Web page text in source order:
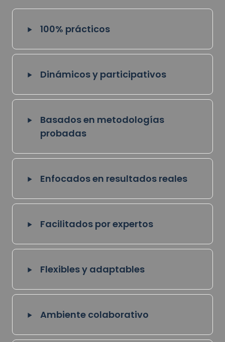
‣ 100% prácticos
‣ Dinámicos y participativos
‣
Basados en metodologías
probadas
‣ Enfocados en resultados reales
‣ Facilitados por expertos
‣ Flexibles y adaptables
‣ Ambiente colaborativo